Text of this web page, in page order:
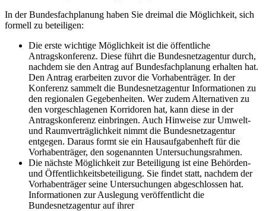
In der Bundesfachplanung haben Sie dreimal die Möglichkeit, sich
formell zu beteiligen:
Die erste wichtige Möglichkeit ist die öffentliche
Antragskonferenz. Diese führt die Bundesnetzagentur durch,
nachdem sie den Antrag auf Bundesfachplanung erhalten hat.
Den Antrag erarbeiten zuvor die Vorhabenträger. In der
Konferenz sammelt die Bundesnetzagentur Informationen zu
den regionalen Gegebenheiten. Wer zudem Alternativen zu
den vorgeschlagenen Korridoren hat, kann diese in der
Antragskonferenz einbringen. Auch Hinweise zur Umwelt-
und Raumverträglichkeit nimmt die Bundesnetzagentur
entgegen. Daraus formt sie ein Hausaufgabenheft für die
Vorhabenträger, den sogenannten Untersuchungsrahmen.
Die nächste Möglichkeit zur Beteiligung ist eine Behörden-
und Öffentlichkeitsbeteiligung. Sie findet statt, nachdem der
Vorhabenträger seine Untersuchungen abgeschlossen hat.
Informationen zur Auslegung veröffentlicht die
Bundesnetzagentur auf ihrer